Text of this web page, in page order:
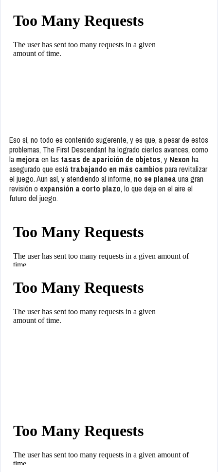
Eso sí, no todo es contenido sugerente, y es que, a pesar de estos
problemas, The First Descendant ha logrado ciertos avances, como
la mejora en las tasas de aparición de objetos, y Nexon ha
asegurado que está trabajando en más cambios para revitalizar
el juego. Aun así, y atendiendo al informe, no se planea una gran
revisión o expansión a corto plazo, lo que deja en el aire el
futuro del juego.